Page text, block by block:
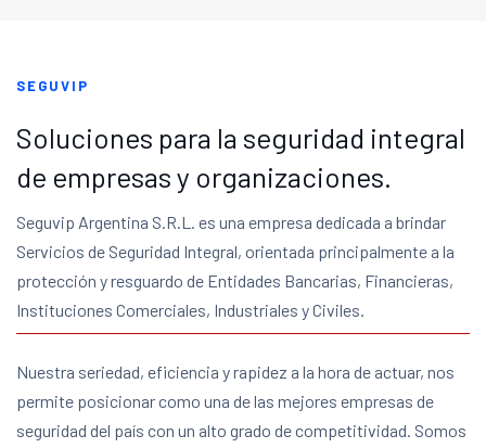
SEGUVIP
Soluciones para la seguridad integral
de empresas y organizaciones.
Seguvip Argentina S.R.L. es una empresa dedicada a brindar
Servicios de Seguridad Integral, orientada principalmente a la
protección y resguardo de Entidades Bancarias, Financieras,
Instituciones Comerciales, Industriales y Civiles.
Nuestra seriedad, eficiencia y rapidez a la hora de actuar, nos
permite posicionar como una de las mejores empresas de
seguridad del país con un alto grado de competitividad. Somos